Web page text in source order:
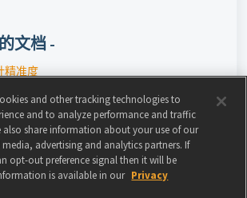
文档 -
精准度
开始游戏
Mac客服支持
and other tracking technologies to
and to analyze performance and traffic
also share information about your use of our
advertising and analytics partners. If
opt-out preference signal then it will be
is available in our Privacy